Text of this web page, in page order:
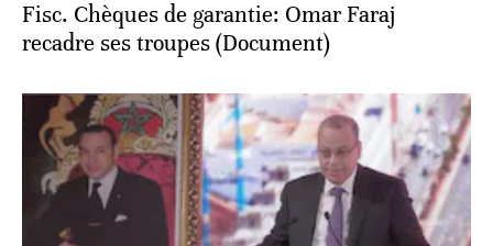
Fisc. Chèques de garantie: Omar Faraj
recadre ses troupes (Document)